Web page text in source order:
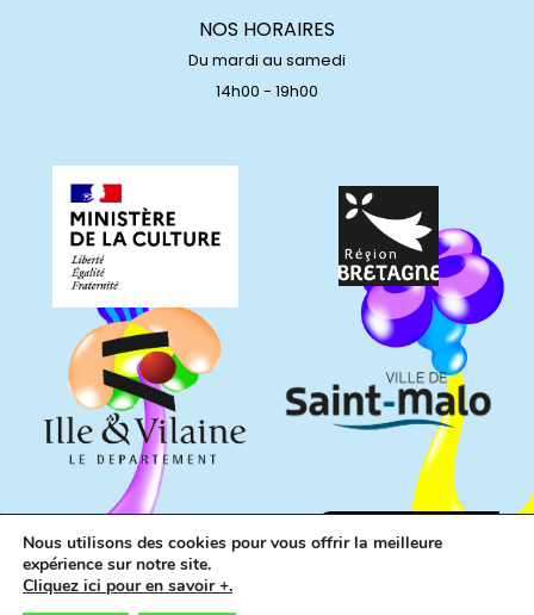
NOS HORAIRES
Du mardi au samedi
14h00 - 19h00
Nous utilisons des cookies pour vous offrir la meilleure
expérience sur notre site.
Cliquez ici pour en savoir +.